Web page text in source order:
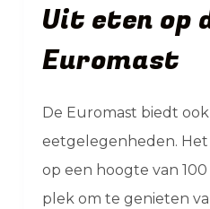
Uit eten op
Euromast
De Euromast biedt
eetgelegenheden. Het
op een hoogte van
plek om te genieten